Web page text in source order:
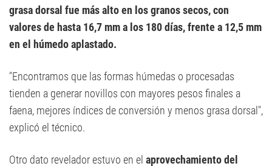
grasa dorsal fue más alto en los granos secos, con
valores de hasta 16,7 mm a los 180 días, frente a 12,5 mm
en el húmedo aplastado.
"Encontramos que las formas húmedas o procesadas
tienden a generar novillos con mayores pesos finales a
faena, mejores índices de conversión y menos grasa dorsal",
explicó el técnico.
Otro dato revelador estuvo en el aprovechamiento del